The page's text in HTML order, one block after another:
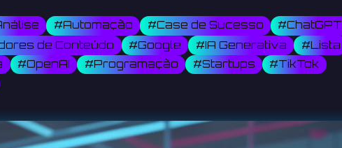
#Automação #Case de Sucesso
#ChatGPT
de Conteúdo #Google #IA Generativa
#Lista
#OpenAI #Programação #Startups
#TikTok